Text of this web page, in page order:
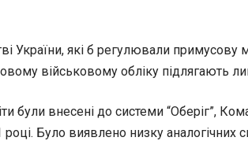
України, які б регулювали
військовому обліку підлягають
були внесені до системи “Оберіг”,
Було виявлено низку